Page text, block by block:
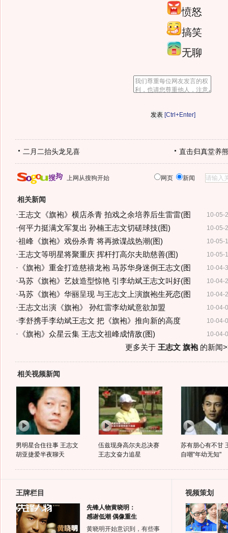
愤怒
搞笑
无聊
[Ctrl+Enter]
二月二抬头龙见喜 直击归真堂养
上网从搜狗开始 网页 新闻
相关新闻
10-05-
·王志文《旗袍》横店杀青 拍戏之余培养后生雷雷(图
10-05-
·何平力挺满文军复出 孙楠王志文切磋球技(图)
10-05-
·祖峰《旗袍》戏份杀青 将再掀谍战热潮(图)
10-05-
·王志文等明星将聚重庆 挥杆打高尔夫助慈善(图)
10-04-
· 《旗袍》重金打造慈禧龙袍 马苏华身迷倒王志文(图
10-04-
·马苏《旗袍》艺妓造型惊艳 引李幼斌王志文叫好(图
10-04-
·马苏《旗袍》华丽呈现 与王志文上演旗袍生死恋(图
10-04-
·王志文出演《旗袍》 孙红雷李幼斌意欲加盟
10-04-
·李舒携手李幼斌王志文 把《旗袍》推向新的高度
10-04-
· 《旗袍》众星云集 王志文祖峰成情敌(图)
更多关于 王志文 旗袍的新闻
相关视频新闻
男明星合住往事 王志文
胡亚捷爱半夜聊天
伍兹现身高尔夫总决赛
王志文奋力追星
苏有朋心有不甘
自嘲"年幼无知"
王牌栏目
先锋人物黄晓明：
感谢低潮 偶像重生
黄晓明开始意识到，有些事
视频策划